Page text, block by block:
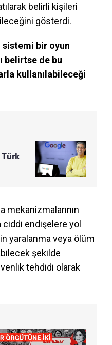
belirli kişileri
gösterdi.
bir oyun
belirtse de bu
kullanılabileceği
Türk
mekanizmalarının
endişelere yol
yaralanma veya ölüm
şekilde
tehdidi olarak